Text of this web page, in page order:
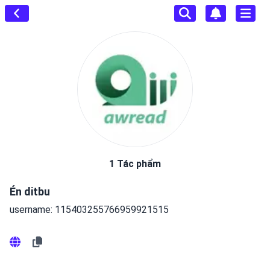
1 Tác phẩm
Én ditbu
username: 115403255766959921515